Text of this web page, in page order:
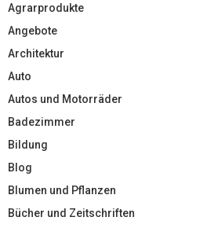
Agrarprodukte
Angebote
Architektur
Auto
Autos und Motorräder
Badezimmer
Bildung
Blog
Blumen und Pflanzen
Bücher und Zeitschriften